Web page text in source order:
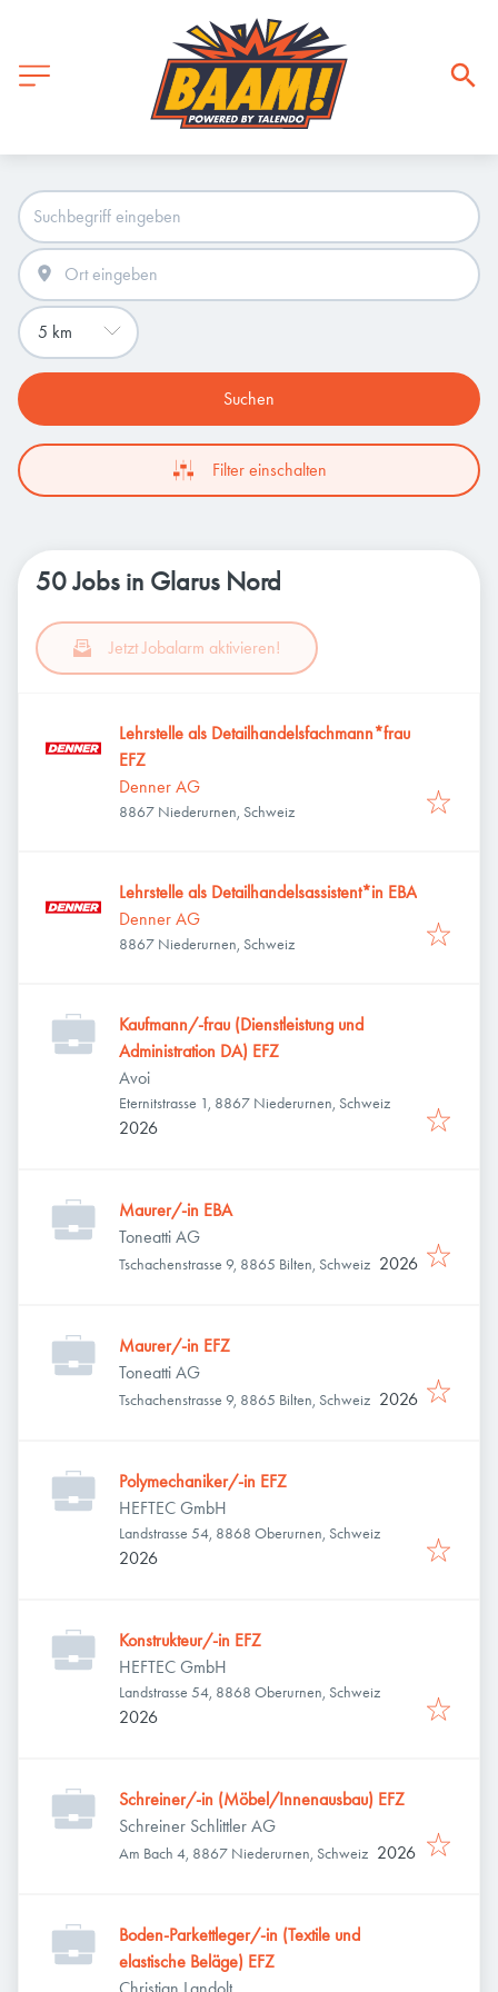
Suchen
Filter einschalten
50 Jobs in Glarus Nord
Jetzt Jobalarm aktivieren!
Lehrstelle als Detailhandelsfachmann*frau
EFZ
Denner AG
8867 Niederurnen, Schweiz
Lehrstelle als Detailhandelsassistent*in EBA
Denner AG
8867 Niederurnen, Schweiz
Kaufmann/-frau (Dienstleistung und
Administration DA) EFZ
Avoi
Eternitstrasse 1, 8867 Niederurnen, Schweiz
2026
Maurer/-in EBA
Toneatti AG
Tschachenstrasse 9, 8865 Bilten, Schweiz 2026
Maurer/-in EFZ
Toneatti AG
Tschachenstrasse 9, 8865 Bilten, Schweiz 2026
Polymechaniker/-in EFZ
HEFTEC GmbH
Landstrasse 54, 8868 Oberurnen, Schweiz
2026
Konstrukteur/-in EFZ
HEFTEC GmbH
Landstrasse 54, 8868 Oberurnen, Schweiz
2026
Schreiner/-in (Möbel/Innenausbau) EFZ
Schreiner Schlittler AG
Am Bach 4, 8867 Niederurnen, Schweiz 2026
Boden-Parkettleger/-in (Textile und
elastische Beläge) EFZ